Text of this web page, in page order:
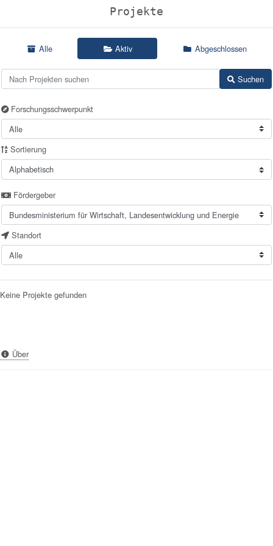
Projekte
Alle Aktiv Abgeschlossen
Suchen
Forschungsschwerpunkt
Sortierung
Fördergeber
Standort
Keine Projekte gefunden
Über